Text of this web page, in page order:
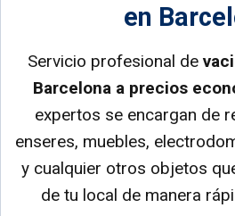
en
Servicio profesional de
Barcelona a precios
expertos se encargan de
enseres, muebles,
y cualquier otros objetos
de tu local de manera